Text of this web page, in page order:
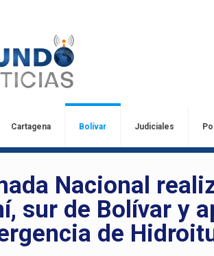
Cartagena Bolívar Judiciales
Nacional
sur de Bolívar y
de